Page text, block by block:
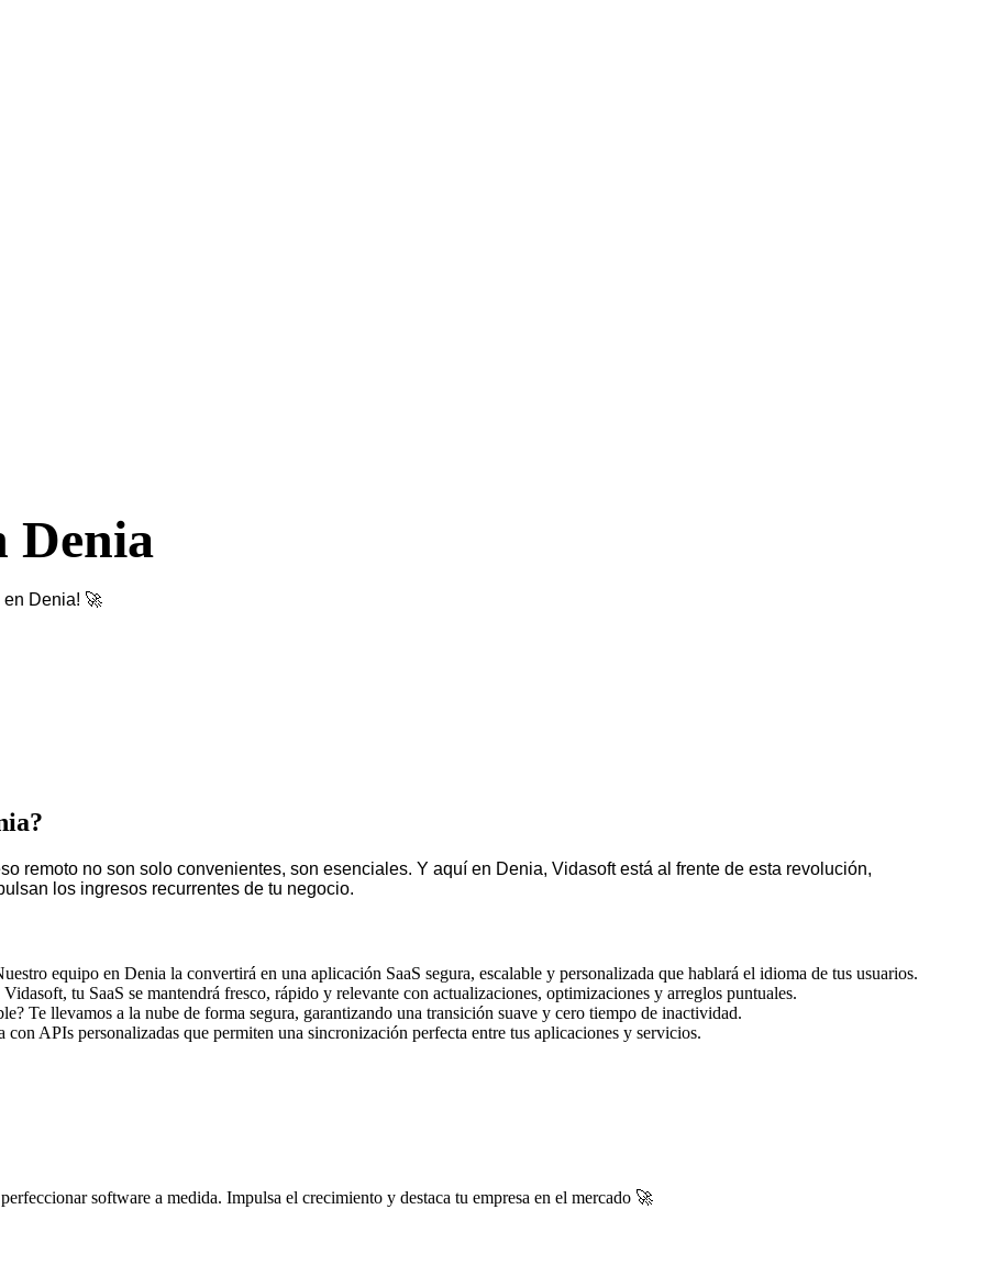
Denia
en Denia! 🚀
remoto no son solo convenientes, son esenciales. Y aquí en Denia, Vidasoft está al frente de esta revolución,
los ingresos recurrentes de tu negocio.
equipo en Denia la convertirá en una aplicación SaaS segura, escalable y personalizada que hablará el idioma de tus usuarios.
tu SaaS se mantendrá fresco, rápido y relevante con actualizaciones, optimizaciones y arreglos puntuales.
Te llevamos a la nube de forma segura, garantizando una transición suave y cero tiempo de inactividad.
APIs personalizadas que permiten una sincronización perfecta entre tus aplicaciones y servicios.
software a medida. Impulsa el crecimiento y destaca tu empresa en el mercado 🚀